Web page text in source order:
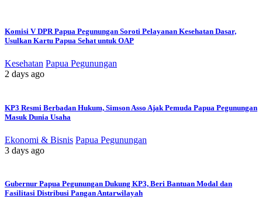
Komisi V DPR Papua Pegunungan Soroti Pelayanan Kesehatan Dasar,
Usulkan Kartu Papua Sehat untuk OAP
Kesehatan Papua Pegunungan
2 days ago
KP3 Resmi Berbadan Hukum, Simson Asso Ajak Pemuda Papua Pegunungan
Masuk Dunia Usaha
Ekonomi & Bisnis Papua Pegunungan
3 days ago
Gubernur Papua Pegunungan Dukung KP3, Beri Bantuan Modal dan
Fasilitasi Distribusi Pangan Antarwilayah